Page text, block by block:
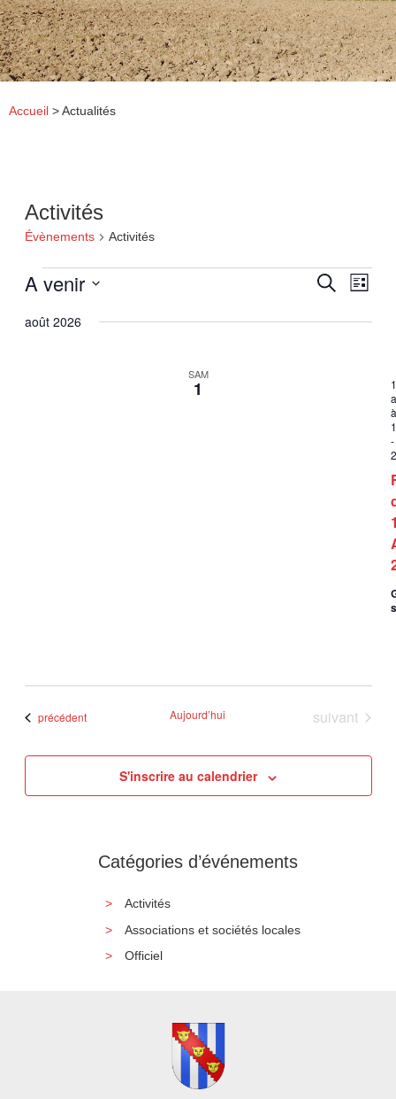
Accueil >Actualités
Catégories d’événements
Activités
Associations et sociétés locales
Officiel
Activités
Évènements Activités
Évènements
Recherche
Recherche
Liste
A venir
une
août 2026
SAM
1
1
à
-
Évènements
précédent Aujourd’hui Évènements
suivant
S'inscrire au calendrier